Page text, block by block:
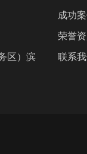
区）滨
成功
荣誉
联系